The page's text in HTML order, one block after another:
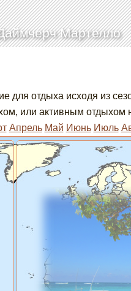
Мартелло
для отдыха исходя из
или активным отдыхом
Апрель Май Июнь Июль